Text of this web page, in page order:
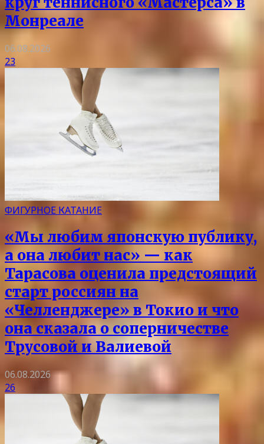
Монреале
06.08.2026
23
ФИГУРНОЕ КАТАНИЕ
«Мы любим японскую публику,
а она любит нас» — как
Тарасова оценила предстоящий
старт россиян на
«Челленджере» в Токио и что
она сказала о соперничестве
Трусовой и Валиевой
06.08.2026
26